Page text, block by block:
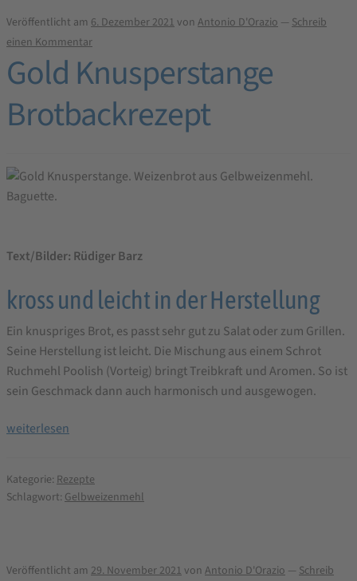
Veröffentlicht am 6. Dezember 2021von Antonio D'Orazio — Schreib
einen Kommentar
Gold Knusperstange
Brotbackrezept
Text/Bilder: Rüdiger Barz
kross und leicht in der Herstellung
Ein knuspriges Brot, es passt sehr gut zu Salat oder zum Grillen.
Seine Herstellung ist leicht. Die Mischung aus einem Schrot
Ruchmehl Poolish (Vorteig) bringt Treibkraft und Aromen. So ist
sein Geschmack dann auch harmonisch und ausgewogen.
Gold
weiterlesen
Kategorie: Rezepte
Schlagwort: Gelbweizenmehl
Veröffentlicht am 29. November 2021 von Antonio D'Orazio — Schreib